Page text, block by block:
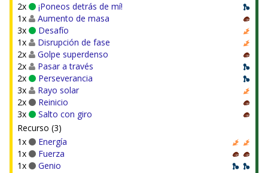
2x
¡Poneos detrás de mí!
1x
Aumento de masa
3x
Desafío
1x
Disrupción de fase
2x
Golpe superdenso
2x
Pasar a través
2x
Perseverancia
3x
Rayo solar
2x
Reinicio
3x
Salto con giro
Recurso (3)
1x
Energía
1x
Fuerza
1x
Genio